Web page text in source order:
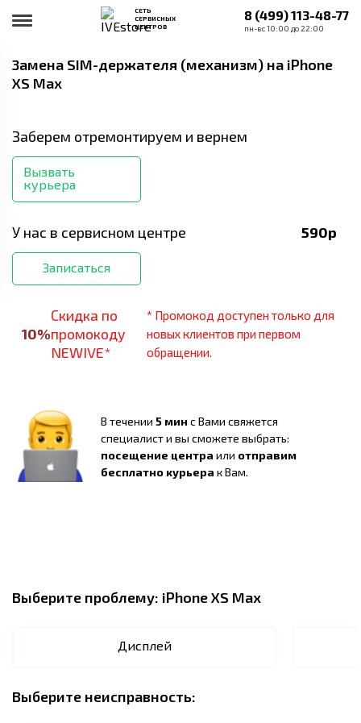
СЕТЬ
СЕРВИСНЫХ
ЦЕНТРОВ
8 (499) 113-48-77
пн-вс 10:00 до 22:00
Замена SIM-держателя (механизм) на iPhone
XS Max
Заберем отремонтируем и вернем
Вызвать
курьера
У нас в сервисном центре 590р
Записаться
10%
Скидка по
промокоду
NEWIVE*
* Промокод доступен только для
новых клиентов при первом
обращении.
В течении 5 мин с Вами свяжется
специалист и вы сможете выбрать:
посещение центра или отправим
бесплатно курьера к Вам.
Выберите проблему: iPhone XS Max
Дисплей
Выберите неисправность: